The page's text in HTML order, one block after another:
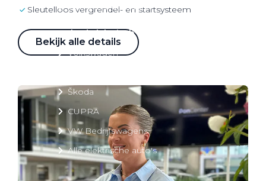
Veelgestelde vragen
Aanbod elektrisch
Volkswagen
Škoda
CUPRA
VW Bedrijfswagens
Alle elektrische auto's
Sleutelloos vergrendel- en startsysteem
Bekijk alle details